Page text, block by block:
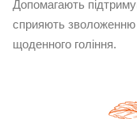
Допомагають
сприяють зволоженню
щоденного гоління.